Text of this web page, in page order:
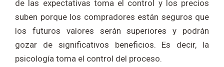
de las expectativas toma el control y los precios
suben porque los compradores están seguros que
los futuros valores serán superiores y podrán
gozar de significativos beneficios. Es decir, la
psicología toma el control del proceso.